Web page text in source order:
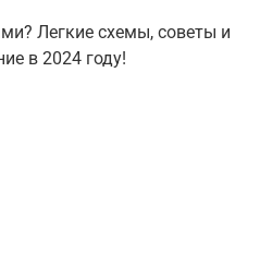
Легкие схемы, советы и
в 2024 году!